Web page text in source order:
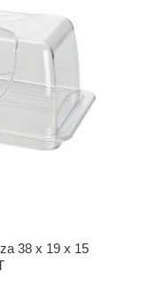
38 x 19 x 15